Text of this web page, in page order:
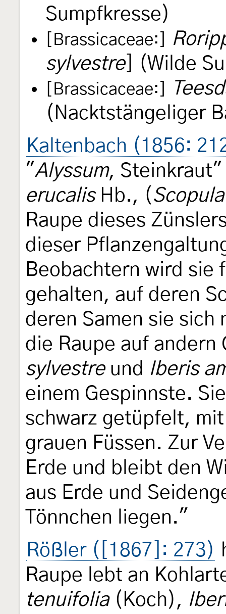
Sumpfkresse)
[Brassicaceae:]
sylvestre] (Wilde
[Brassicaceae:]
(Nacktstängeliger
Kaltenbach (1856:
"Alyssum,
erucalisHb., (
Raupe dieses
dieser
Beobachtern wird sie
gehalten, auf deren
deren Samen sie sich
die Raupe auf
sylvestreund Iberis
einem Gespinnste.
schwarz getüpfelt,
grauen Füssen. Zur
Erde und bleibt den
aus Erde und
Tönnchen liegen."
Rößler ([1867]: 273)
Raupe lebt an
tenuifolia(Koch),